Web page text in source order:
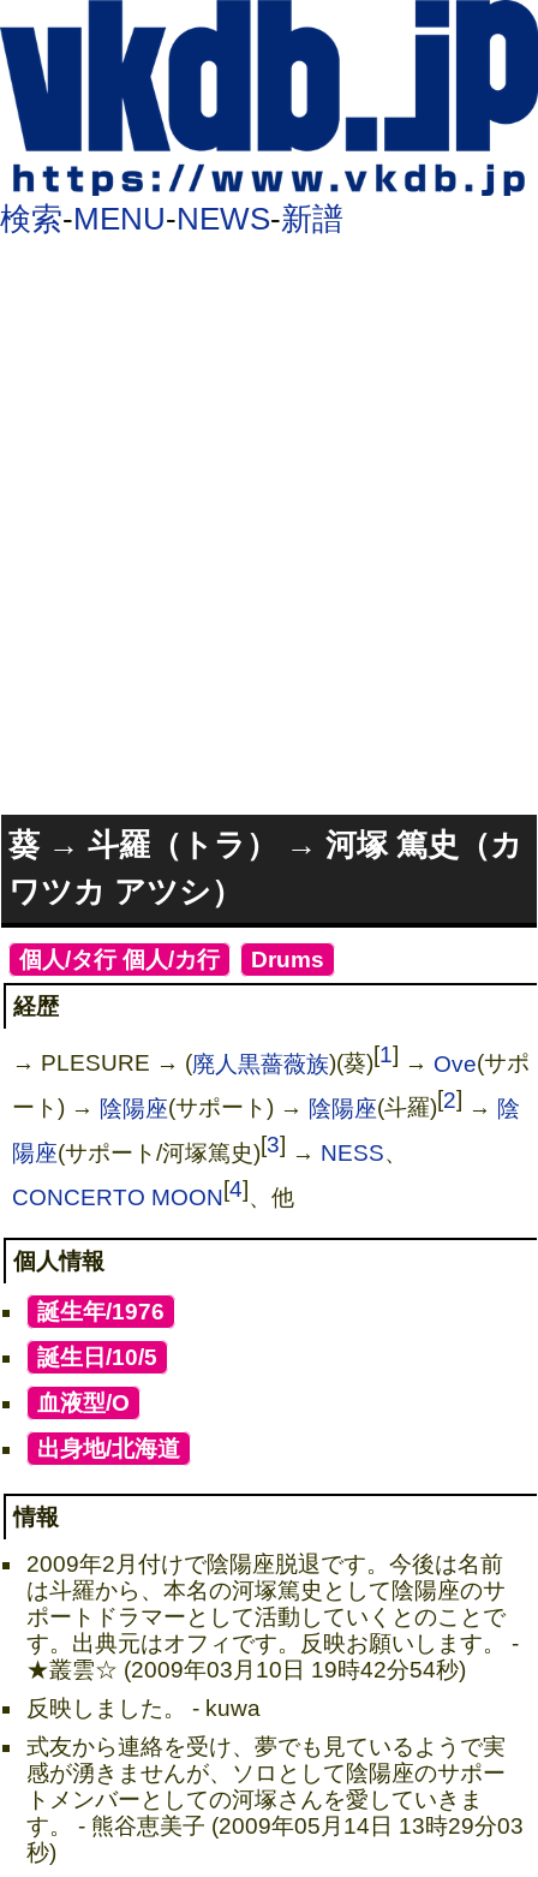
検索-MENU-NEWS-新譜
葵 → 斗羅（トラ） → 河塚 篤史（カ
ワツカ アツシ）
個人/タ行,個人/カ行] Drums
経歴
→ PLESURE → (廃人黒薔薇族)(葵)[1] → Ove(サポ
ート) → 陰陽座(サポート) → 陰陽座(斗羅)[2] → 陰
陽座(サポート/河塚篤史)[3] → NESS、
CONCERTO MOON[4]、他
個人情報
誕生年/1976
誕生日/10/5
血液型/O
出身地/北海道]
情報
2009年2月付けで陰陽座脱退です。今後は名前
は斗羅から、本名の河塚篤史として陰陽座のサ
ポートドラマーとして活動していくとのことで
す。出典元はオフィです。反映お願いします。 -
★叢雲☆ (2009年03月10日 19時42分54秒)
反映しました。 - kuwa
式友から連絡を受け、夢でも見ているようで実
感が湧きませんが、ソロとして陰陽座のサポー
トメンバーとしての河塚さんを愛していきま
す。 - 熊谷恵美子 (2009年05月14日 13時29分03
秒)